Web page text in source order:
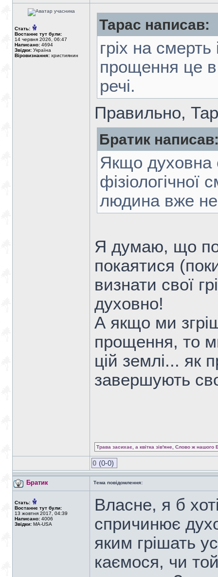
Стать:
Востаннє тут були:
14 червня 2026, 06:47
Написано: 4694
Звідки: Україна
Віровизнання: християнин
Тарас написав:
гріх на смерть
прощення це в
речі.
Правильно,
Братик
Якщо духовна
людина вже
Я думаю, що
покаятися
визнати свої
духовно!
А якщо ми
прощення, то
цій землі... як
завершують
Трава засихає, а квітка зів'яне, Слово ж нашого
0 (0-0)
Братик Тема повідомлення:
Стать:
Востаннє тут були:
13 жовтня 2017, 04:39
Написано: 4006
Звідки: MA-USA
Власне, я б
спричинює
яким грішать
каємося, чи